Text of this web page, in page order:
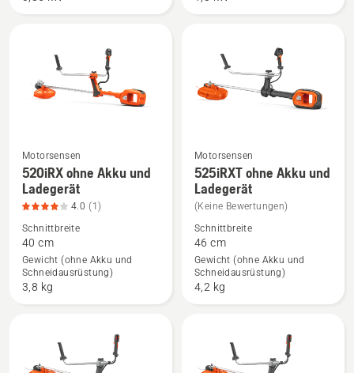
Mehr
Details
zu
520iRX
ohne
Akku
und
Produktbewertung
Motorsensen
520iRX ohne Akku und
Ladegerät
4.0 (1)
Schnittbreite
40 cm
Gewicht (ohne Akku und
Schneidausrüstung)
3,8 kg
Mehr
Details
zu
525iRXT
ohne
Akku
und
Motorsensen
525iRXT ohne Akku und
Ladegerät
(Keine Bewertungen)
Schnittbreite
46 cm
Gewicht (ohne Akku und
Schneidausrüstung)
4,2 kg